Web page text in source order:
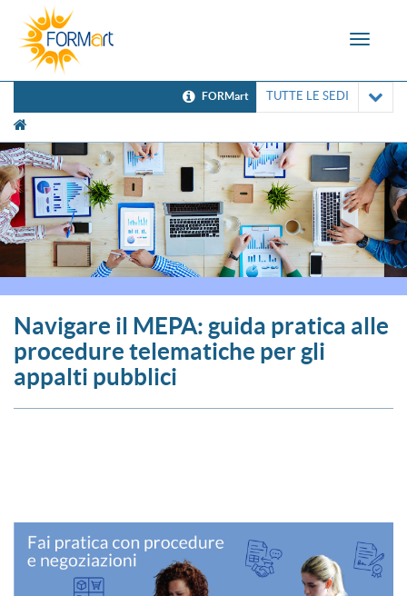
Toggle
FORMart TUTTE LE SEDI
Navigare il MEPA: guida pratica alle
procedure telematiche per gli
appalti pubblici